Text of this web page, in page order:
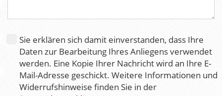
Sie erklären sich damit einverstanden, dass Ihre
Daten zur Bearbeitung Ihres Anliegens verwendet
werden. Eine Kopie Ihrer Nachricht wird an Ihre E-
Mail-Adresse geschickt. Weitere Informationen und
Widerrufshinweise finden Sie in der